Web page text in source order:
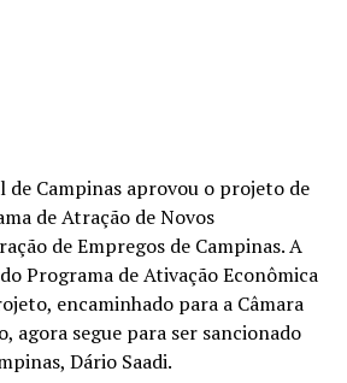
de Campinas aprovou o projeto de
de Atração de Novos
de Empregos de Campinas. A
Programa de Ativação Econômica
encaminhado para a Câmara
agora segue para ser sancionado
Dário Saadi.